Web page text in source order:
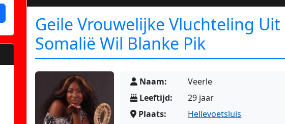
Geile Vrouwelijke Vluchteling Uit
Somalië Wil Blanke Pik
Naam:
Veerle
Leeftijd:
29 jaar
Plaats:
Hellevoetsluis